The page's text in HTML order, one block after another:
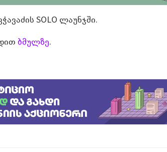
SOLO ლაუნჯში.
ბმულზე.